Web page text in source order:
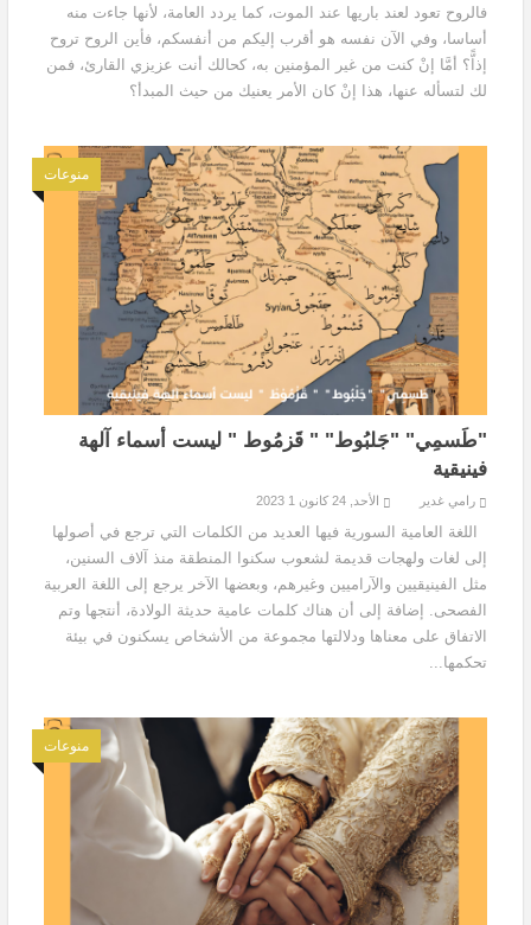
فالروح تعود لعند باريها عند الموت، كما يردد العامة، لأنها جاءت منه
أساسا، وفي الآن نفسه هو أقرب إليكم من أنفسكم، فأين الروح تروح
إذاًّ؟ أمَّا إنْ كنت من غير المؤمنين به، كحالك أنت عزيزي القارئ، فمن
لك لتسأله عنها، هذا إنْ كان الأمر يعنيك من حيث المبدأ؟
منوعات
"طَسمِي" "جَلبُوط" " قَزمُوط " ليست أسماء آلهة
فينيقية
رامي غدير الأحد, 24 كانون 1 2023
اللغة العامية السورية فيها العديد من الكلمات التي ترجع في أصولها
إلى لغات ولهجات قديمة لشعوب سكنوا المنطقة منذ آلاف السنين،
مثل الفينيقيين والآراميين وغيرهم، وبعضها الآخر يرجع إلى اللغة العربية
الفصحى. إضافة إلى أن هناك كلمات عامية حديثة الولادة، أنتجها وتم
الاتفاق على معناها ودلالتها مجموعة من الأشخاص يسكنون في بيئة
تحكمها...
منوعات